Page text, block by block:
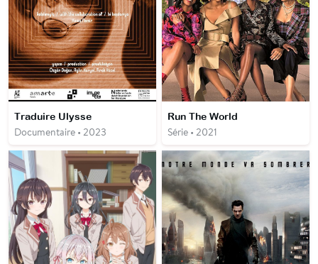
Traduire Ulysse
Documentaire • 2023
Run The World
Série • 2021